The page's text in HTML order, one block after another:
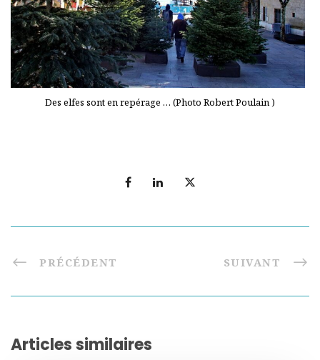
Des elfes sont en repérage … (Photo Robert Poulain )
PRÉCÉDENT SUIVANT
Articles similaires